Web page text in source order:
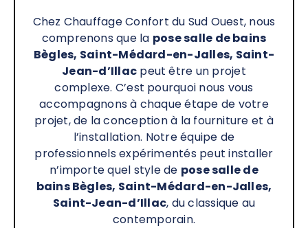
Chez Chauffage Confort du Sud Ouest, nous
comprenons que la pose salle de bains
Bègles, Saint-Médard-en-Jalles, Saint-
Jean-d’Illac peut être un projet
complexe. C’est pourquoi nous vous
accompagnons à chaque étape de votre
projet, de la conception à la fourniture et à
l’installation. Notre équipe de
professionnels expérimentés peut installer
n’importe quel style de pose salle de
bains Bègles, Saint-Médard-en-Jalles,
Saint-Jean-d’Illac, du classique au
contemporain.